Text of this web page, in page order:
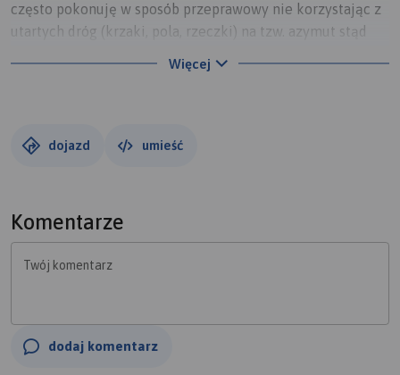
często pokonuję w sposób przeprawowy nie korzystając z
utartych dróg (krzaki, pola, rzeczki) na tzw. azymut stąd
Więcej
dojazd umieść
Komentarze
Twój komentarz
dodaj komentarz